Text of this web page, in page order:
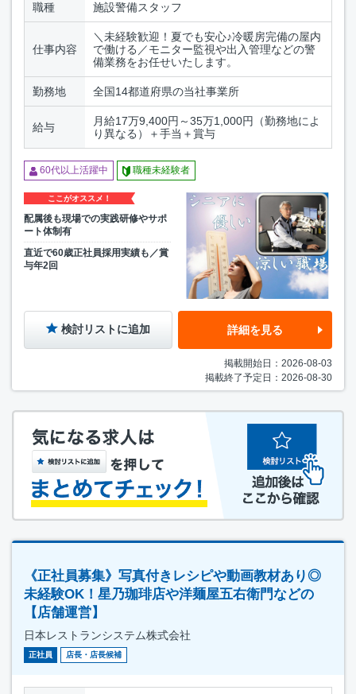
職種 施設警備スタッフ
仕事内容
＼未経験歓迎！夏でも安心♪冷暖房完備の屋内
で働ける／モニター監視や出入管理などの警
備業務をお任せいたします。
勤務地 全国14都道府県の当社事業所
給与
月給17万9,400円～35万1,000円（勤務地によ
り異なる）＋手当＋賞与
60代以上活躍中 職種未経験者
ここがオススメ！
配属後も現場での実践研修やサポ
ート体制有
直近で60歳正社員採用実績も／賞
与年2回
検討リストに追加 詳細を見る
掲載開始日：2026-08-03
掲載終了予定日：2026-08-30
《正社員募集》写真付きレシピや動画教材あり◎
未経験OK！星乃珈琲店や洋麺屋五右衛門などの
【店舗運営】
日本レストランシステム株式会社
正社員 店長・店長候補